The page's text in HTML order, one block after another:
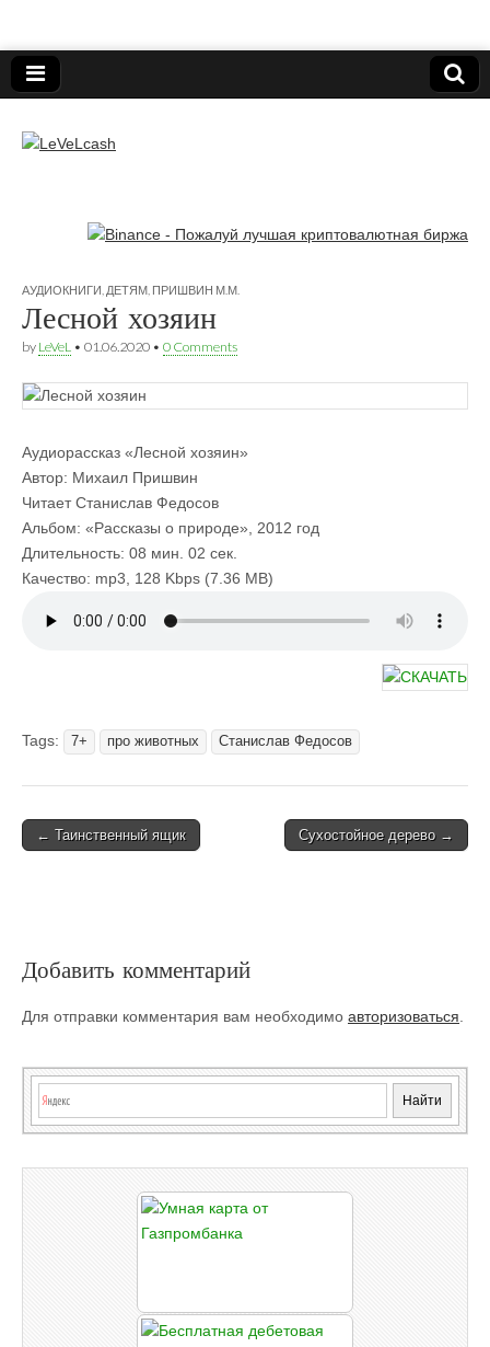
LeVeLcash
АУДИОКНИГИ ДЕТЯМ ПРИШВИН М.М.
Лесной хозяин
by LeVeL • 01.06.2020 • 0 Comments
Аудиорассказ «Лесной хозяин»
Автор: Михаил Пришвин
Читает Станислав Федосов
Альбом: «Рассказы о природе», 2012 год
Длительность: 08 мин. 02 сек.
Качество: mp3, 128 Kbps (7.36 MB)
Tags: 7+ про животных Станислав Федосов
Post
← Таинственный ящик Сухостойное дерево →
Добавить комментарий
Для отправки комментария вам необходимо авторизоваться